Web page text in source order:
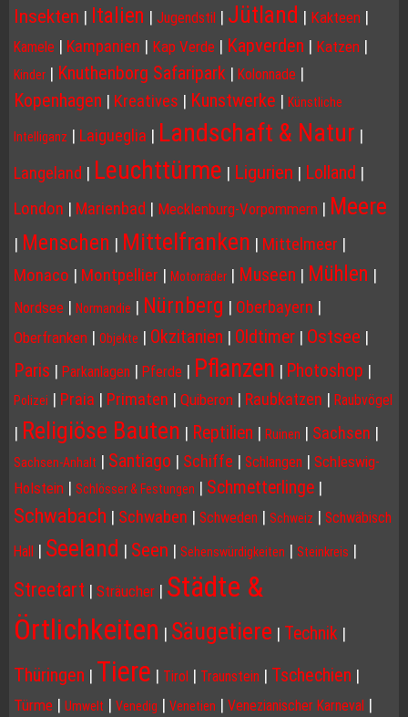
Insekten | Italien | Jugendstil | Jütland | Kakteen |
Kamele | Kampanien | Kap Verde | Kapverden | Katzen |
Kinder | Knuthenborg Safaripark | Kolonnade |
Kopenhagen | Kreatives | Kunstwerke | Künstliche
Intelliganz | Laigueglia | Landschaft & Natur |
Langeland | Leuchttürme | Ligurien | Lolland |
London | Marienbad | Mecklenburg-Vorpommern | Meere
| Menschen | Mittelfranken | Mittelmeer |
Monaco | Montpellier | Motorräder | Museen | Mühlen |
Nordsee | Normandie | Nürnberg | Oberbayern |
Oberfranken | Objekte | Okzitanien | Oldtimer | Ostsee |
Paris | Parkanlagen | Pferde | Pflanzen | Photoshop |
Polizei | Praia | Primaten | Quiberon | Raubkatzen | Raubvögel
| Religiöse Bauten | Reptilien | Ruinen | Sachsen |
Sachsen-Anhalt | Santiago | Schiffe | Schlangen | Schleswig-
Holstein | Schlösser & Festungen | Schmetterlinge |
Schwabach | Schwaben | Schweden | Schweiz | Schwäbisch
Hall | Seeland | Seen | Sehenswürdigkeiten | Steinkreis |
Streetart | Sträucher | Städte &
Örtlichkeiten | Säugetiere | Technik |
Thüringen | Tiere | Tirol | Traunstein | Tschechien |
Türme | Umwelt | Venedig | Venetien | Venezianischer Karneval |